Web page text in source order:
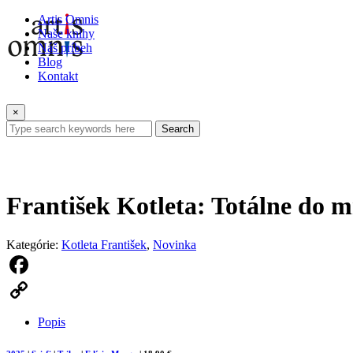
Artis Omnis
Naše knihy
Náš príbeh
Blog
Kontakt
×
Search
František Kotleta: Totálne do
Kategórie: Kotleta František, Novinka
Facebook
Popis